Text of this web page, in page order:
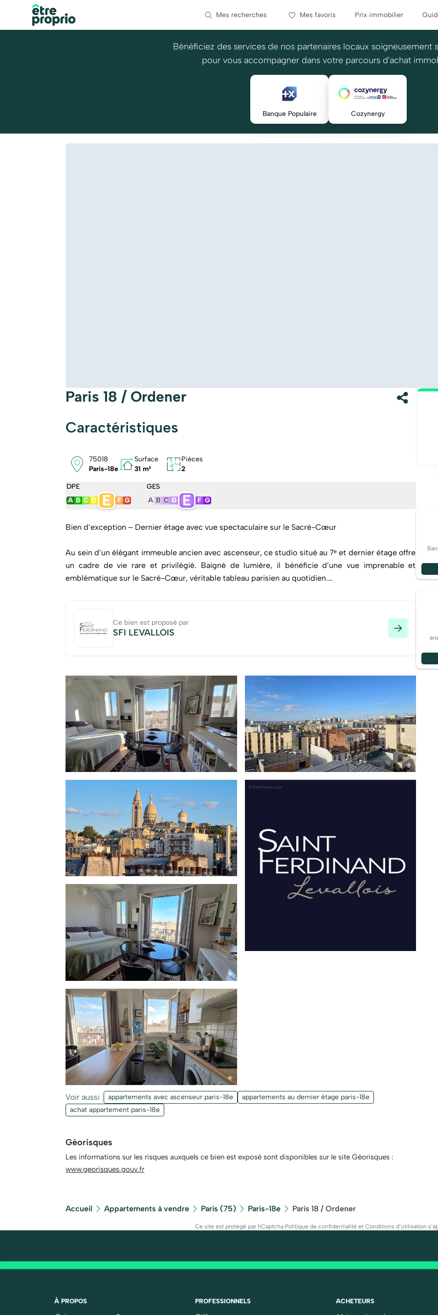
Mes recherches Mes favoris Prix immobilier
Bénéficiez des services de nos partenaires locaux soigneusement
pour vous accompagner dans votre parcours d'achat
Banque Populaire Cozynergy
Paris 18 / Ordener
Caractéristiques
75018
Paris-18e
Surface
31 m²
Pièces
2
DPE
A B C D E F G
GES
A B C D E F G
Bien d’exception – Dernier étage avec vue spectaculaire sur le Sacré-Cœur
Au sein d’un élégant immeuble ancien avec ascenseur, ce studio situé au 7ᵉ et dernier étage offre
un cadre de vie rare et privilégié. Baigné de lumière, il bénéficie d’une vue imprenable et
emblématique sur le Sacré-Cœur, véritable tableau parisien au quotidien.
possibilité d’aménager un espace nuit distinct, d’une cuisine aménagée aux lignes épurées, ainsi
que d’une salle d’eau avec WC. De nombreux rangements viennent parfaire l’ensemble.
Fort potentiel d’aménagement
Adresse prisée à proximité immédiate du métro Jules Joffrin
Une opportunité rare, idéale pour une clientèle exigeante à la recherche d’un pied-à-terre de
charme ou d’un investissement de qualité au cœur de Paris.
DPE D
Ce bien est proposé par
SFI LEVALLOIS
Voir aussi : appartements avec ascenseur paris-18e
appartements au dernier étage paris-18e
achat appartement paris-18e
Géorisques
Les informations sur les risques auxquels ce bien est exposé sont disponibles sur le site Géorisques :
www.georisques.gouv.fr
Accueil Appartements à vendre Paris (75) Paris-18e Paris 18 / Ordener
Ce site est protégé par hCaptcha Politique de confidentialitéet Conditions d’utilisation
À PROPOS PROFESSIONNELS ACHETEURS